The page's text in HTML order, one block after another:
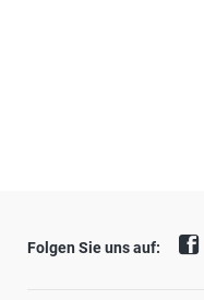
Folgen Sie uns auf: